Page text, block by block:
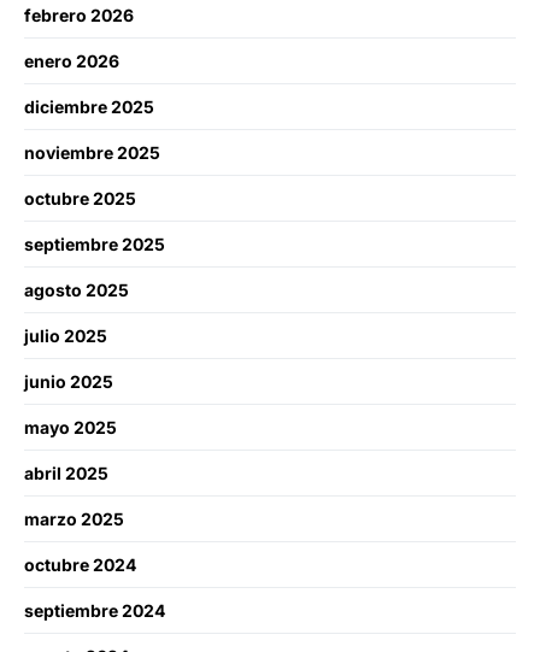
febrero 2026
enero 2026
diciembre 2025
noviembre 2025
octubre 2025
septiembre 2025
agosto 2025
julio 2025
junio 2025
mayo 2025
abril 2025
marzo 2025
octubre 2024
septiembre 2024